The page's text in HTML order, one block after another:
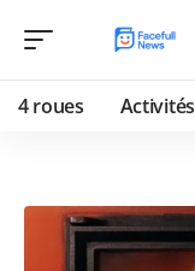
4 roues Activités